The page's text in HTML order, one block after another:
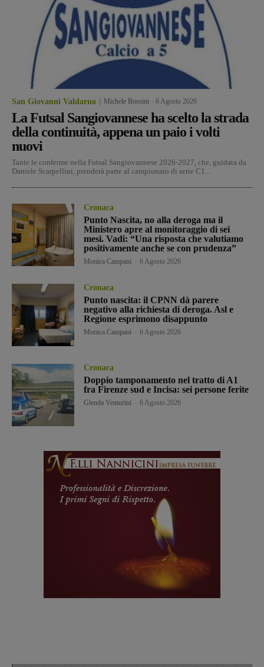
San Giovanni Valdarno Michele Bossini 6 Agosto 2026
La Futsal Sangiovannese ha scelto la strada
della continuità, appena un paio i volti
nuovi
Tante le conferme nella Futsal Sangiovannese 2026-2027, che, guidata da
Daniele Scarpellini, prenderà parte al campionato di serie C1...
Cronaca
Punto Nascita, no alla deroga ma il
Ministero apre al monitoraggio di sei
mesi. Vadi: “Una risposta che valutiamo
positivamente anche se con prudenza”
Monica Campani 6 Agosto 2026
Cronaca
Punto nascita: il CPNN dà parere
negativo alla richiesta di deroga. Asl e
Regione esprimono disappunto
Monica Campani 6 Agosto 2026
Cronaca
Doppio tamponamento nel tratto di A1
fra Firenze sud e Incisa: sei persone ferite
Glenda Venturini 6 Agosto 2026